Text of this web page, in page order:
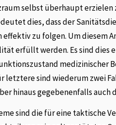
selbst überhaupt erzielen
dies, dass der
zu folgen. Um diesem
erfüllt werden. Es sind dies
medizinischer
letztere sind wiederum zwei
hinaus gegebenenfalls auch
sind die für eine taktische